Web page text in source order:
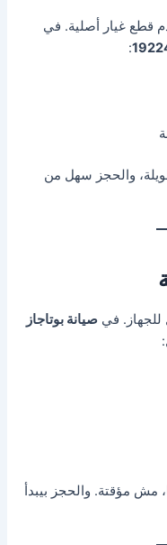
قطع غيار أصلية. في
:
والحجز سهل من
للجهاز. فيصيانة بوتاجاز
مش مؤقتة. والحجز بيبدأ